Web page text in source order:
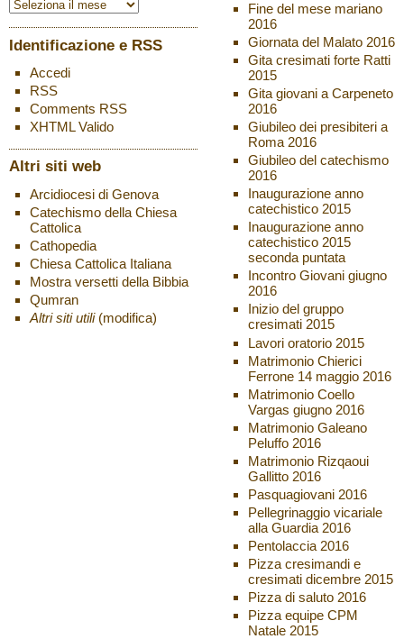
Identificazione e RSS
Accedi
RSS
Comments RSS
XHTMLValido
Altri siti web
Arcidiocesi di Genova
Catechismo della Chiesa
Cattolica
Cathopedia
Chiesa Cattolica Italiana
Mostra versetti della Bibbia
Qumran
Altri siti utili (modifica)
Fine del mese mariano
2016
Giornata del Malato 2016
Gita cresimati forte Ratti
2015
Gita giovani a Carpeneto
2016
Giubileo dei presibiteri a
Roma 2016
Giubileo del catechismo
2016
Inaugurazione anno
catechistico 2015
Inaugurazione anno
catechistico 2015
seconda puntata
Incontro Giovani giugno
2016
Inizio del gruppo
cresimati 2015
Lavori oratorio 2015
Matrimonio Chierici
Ferrone 14 maggio 2016
Matrimonio Coello
Vargas giugno 2016
Matrimonio Galeano
Peluffo 2016
Matrimonio Rizqaoui
Gallitto 2016
Pasquagiovani 2016
Pellegrinaggio vicariale
alla Guardia 2016
Pentolaccia 2016
Pizza cresimandi e
cresimati dicembre 2015
Pizza di saluto 2016
Pizza equipe CPM
Natale 2015